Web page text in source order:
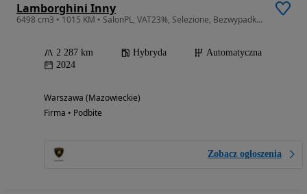
Lamborghini Inny
6498 cm3 • 1015 KM • SalonPL, VAT23%, Selezione, Bezwypadkowy
2 287 km Hybryda
Automatyczna
2024
Warszawa (Mazowieckie)
Firma • Podbite
Zobacz ogłoszenia